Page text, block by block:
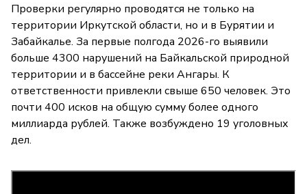
Проверки регулярно проводятся не только на
территории Иркутской области, но и в Бурятии и
Забайкалье. За первые полгода 2026-го выявили
больше 4300 нарушений на Байкальской природной
территории и в бассейне реки Ангары. К
ответственности привлекли свыше 650 человек. Это
почти 400 исков на общую сумму более одного
миллиарда рублей. Также возбуждено 19 уголовных
дел.